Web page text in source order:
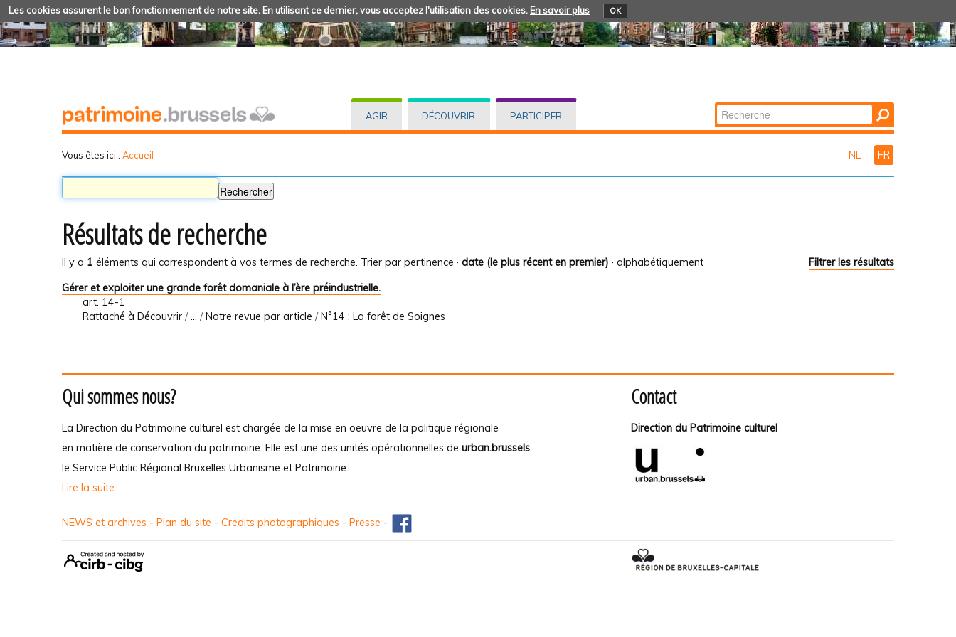
Les cookies assurent le bon fonctionnement de notre site. En utilisant ce dernier, vous acceptez l'utilisation des cookies. En savoir plus OK
AGIR DÉCOUVRIR PARTICIPER Chercher par
Recherche
Vous êtes ici : Accueil NL FR
Résultats de recherche
Il y a 1 éléments qui correspondent à vos termes de recherche. Filtrer les résultats
Trier par pertinence · date (le plus récent en premier) · alphabétiquement
Gérer et exploiter une grande forêt domaniale à l’ère préindustrielle.
art. 14-1
Rattaché à Découvrir /… /Notre revue par article /N°14 : La forêt de Soignes
Qui sommes nous?
La Direction du Patrimoine culturel est chargée de la mise en oeuvre de la politique régionale
en matière de conservation du patrimoine. Elle est une des unités opérationnelles de urban.brussels,
le Service Public Régional Bruxelles Urbanisme et Patrimoine.
Lire la suite...
Contact
Direction du Patrimoine culturel
NEWS et archives - Plan du site - Crédits photographiques - Presse -